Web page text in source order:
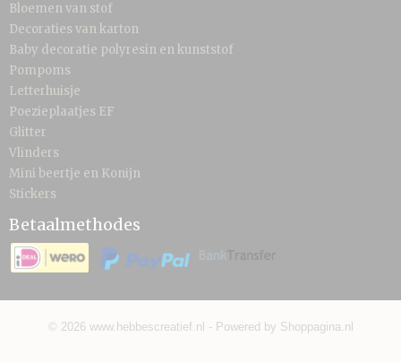
Bloemen van stof
Decoraties van karton
Baby decoratie polyresin en kunststof
Pompoms
Letterhuisje
Poezieplaatjes EF
Glitter
Vlinders
Mini beertje en Konijn
Stickers
Betaalmethodes
© 2026 www.hebbescreatief.nl - Powered by Shoppagina.nl